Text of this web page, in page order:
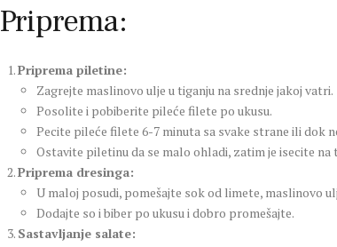
Priprema:
Priprema piletine:
Zagrejte maslinovo ulje u tiganju na srednje jakoj vatri.
Posolite i pobiberite pileće filete po ukusu.
Pecite pileće filete 6-7 minuta sa svake strane ili dok
Ostavite piletinu da se malo ohladi, zatim je isecite
Priprema dresinga:
U maloj posudi, pomešajte sok od limete, maslinovo
Dodajte so i biber po ukusu i dobro promešajte.
Sastavljanje salate: